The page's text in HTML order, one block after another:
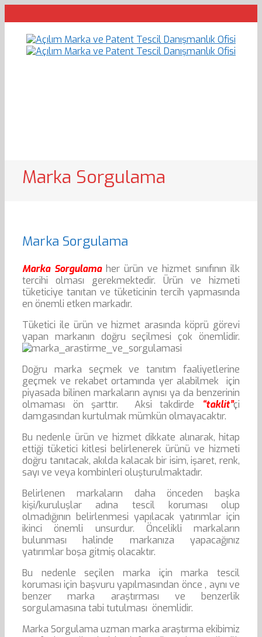
Marka Sorgulama
Marka Sorgulama
Marka Sorgulamaher ürün ve hizmet sınıfının ilk
tercihi olması gerekmektedir. Ürün ve hizmeti
tüketiciye tanıtan ve tüketicinin tercih yapmasında
en önemli etken markadır.
Tüketici ile ürün ve hizmet arasında köprü görevi
yapan markanın doğru seçilmesi çok önemlidir.
Doğru marka seçmek ve tanıtım faaliyetlerine
geçmek ve rekabet ortamında yer alabilmek için
piyasada bilinen markaların aynısı ya da benzerinin
olmaması ön şarttır. Aksi takdirde “taklit”çi
damgasından kurtulmak mümkün olmayacaktır.
Bu nedenle ürün ve hizmet dikkate alınarak, hitap
ettiği tüketici kitlesi belirlenerek ürünü ve hizmeti
doğru tanıtacak, akılda kalacak bir isim, işaret, renk,
sayı ve veya kombinleri oluşturulmaktadır.
Belirlenen markaların daha önceden başka
kişi/kuruluşlar adına tescil koruması olup
olmadığının belirlenmesi yapılacak yatırımlar için
ikinci önemli unsurdur. Öncelikli markaların
bulunması halinde markanıza yapacağınız
yatırımlar boşa gitmiş olacaktır.
Bu nedenle seçilen marka için marka tescil
koruması için başvuru yapılmasından önce , aynı ve
benzer marka araştırması ve benzerlik
sorgulamasına tabi tutulması önemlidir.
Marka Sorgulama uzman marka araştırma ekibimiz